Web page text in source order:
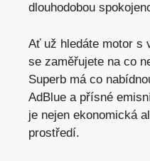
dlouhodobou
Ať už hledáte motor s
se zaměřujete na co
Superb má co
AdBlue a přísné
je nejen ekonomická
prostředí.